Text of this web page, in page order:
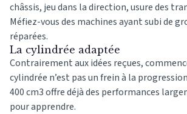
châssis, jeu dans la direction, usure des
Méfiez-vous des machines ayant subi de
réparées.
La cylindrée adaptée
Contrairement aux idées reçues,
cylindrée n’est pas un frein à la
400 cm3 offre déjà des performances
pour apprendre.